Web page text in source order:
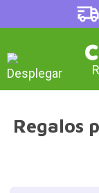
Regalos